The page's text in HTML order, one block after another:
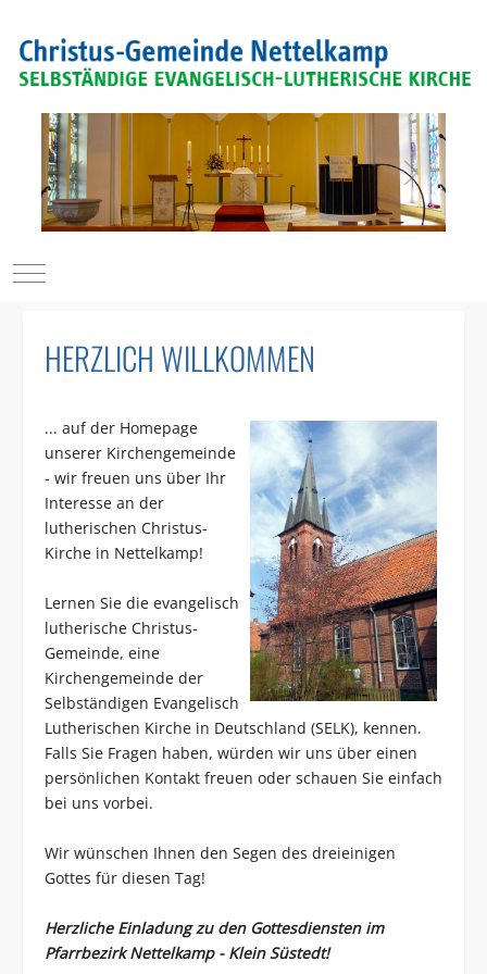
Mobile Menu Toggle
HERZLICH WILLKOMMEN
... auf der Homepage
unserer Kirchengemeinde
- wir freuen uns über Ihr
Interesse an der
lutherischen Christus-
Kirche in Nettelkamp!
Lernen Sie die evangelisch
lutherische Christus-
Gemeinde, eine
Kirchengemeinde der
Selbständigen Evangelisch
Lutherischen Kirche in Deutschland (SELK), kennen.
Falls Sie Fragen haben, würden wir uns über einen
persönlichen Kontakt freuen oder schauen Sie einfach
bei uns vorbei.
Wir wünschen Ihnen den Segen des dreieinigen
Gottes für diesen Tag!
Herzliche Einladung zu den Gottesdiensten im
Pfarrbezirk Nettelkamp - Klein Süstedt!